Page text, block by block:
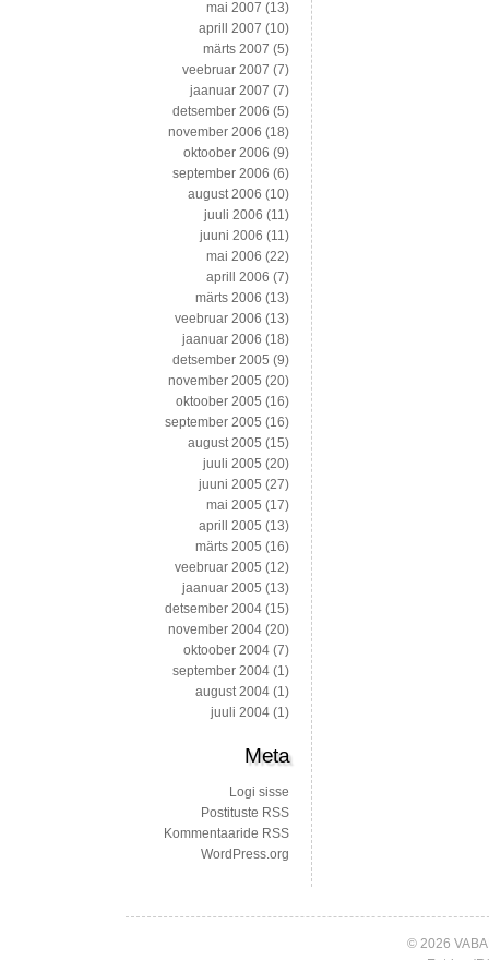
mai 2007 (13)
aprill 2007 (10)
märts 2007 (5)
veebruar 2007 (7)
jaanuar 2007 (7)
detsember 2006 (5)
november 2006 (18)
oktoober 2006 (9)
september 2006 (6)
august 2006 (10)
juuli 2006 (11)
juuni 2006 (11)
mai 2006 (22)
aprill 2006 (7)
märts 2006 (13)
veebruar 2006 (13)
jaanuar 2006 (18)
detsember 2005 (9)
november 2005 (20)
oktoober 2005 (16)
september 2005 (16)
august 2005 (15)
juuli 2005 (20)
juuni 2005 (27)
mai 2005 (17)
aprill 2005 (13)
märts 2005 (16)
veebruar 2005 (12)
jaanuar 2005 (13)
detsember 2004 (15)
november 2004 (20)
oktoober 2004 (7)
september 2004 (1)
august 2004 (1)
juuli 2004 (1)
Meta
Logi sisse
Postituste RSS
Kommentaaride RSS
WordPress.org
© 2026